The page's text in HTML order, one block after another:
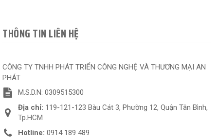
THÔNG TIN LIÊN HỆ
CÔNG TY TNHH PHÁT TRIỂN CÔNG NGHỆ VÀ THƯƠNG MẠI AN
PHÁT
M.S.D.N: 0309515300
Địa chỉ: 119-121-123 Bàu Cát 3, Phường 12, Quận Tân Bình,
Tp.HCM
Hotline: 0914 189 489